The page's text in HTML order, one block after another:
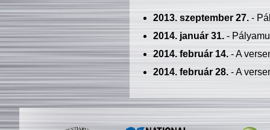
2013. szeptember 27.-
2014. január 31.-
2014. február 14.- A
2014. február 28.- A